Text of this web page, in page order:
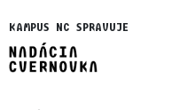
KAMPUS NC SPRAVUJE